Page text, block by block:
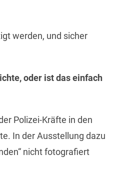
werden, und sicher
oder ist das einfach
Polizei-Kräfte in den
In der Ausstellung dazu
nicht fotografiert